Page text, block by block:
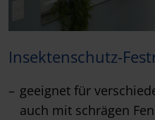
Insektenschutz-
geeignet für
auch mit schrägen